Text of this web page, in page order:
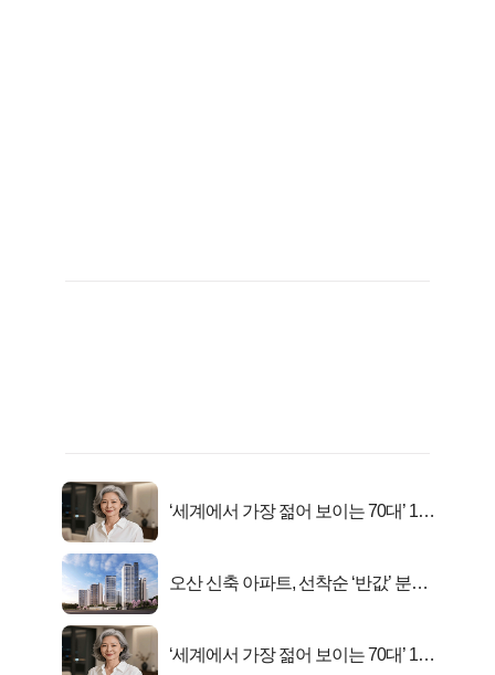
‘세계에서 가장 젊어 보이는 70대’ 1위
오산 신축 아파트, 선착순 ‘반값’ 분양
‘세계에서 가장 젊어 보이는 70대’ 1위